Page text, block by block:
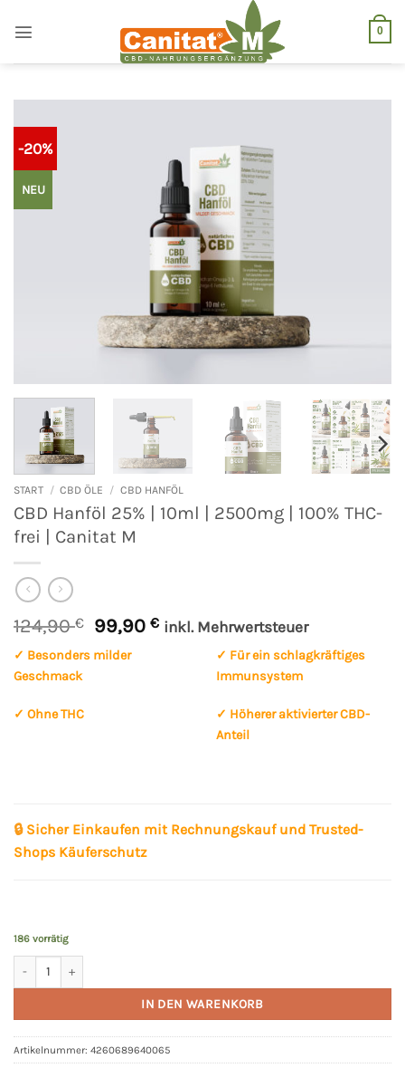
Inhalt
0
-20%
NEU
START / CBD ÖLE / CBD HANFÖL
CBD Hanföl 25% | 10ml | 2500mg | 100% THC-
frei | Canitat M
124,90€
Ursprünglicher
Preis
war:
99,90€Aktueller
99,90 €.
inkl. Mehrwertsteuer
✓ Besonders milder
Geschmack
✓ Ohne THC
✓ Für ein schlagkräftiges
Immunsystem
✓ Höherer aktivierter CBD-
Anteil
🔒Sicher Einkaufen mit Rechnungskauf und Trusted-
Shops Käuferschutz
186 vorrätig
IN DEN WARENKORB
Artikelnummer: 4260689640065